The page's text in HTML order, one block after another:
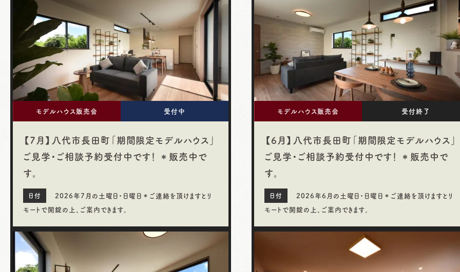
モデルハウス販売会 受付中
【7月】八代市長田町「期間限定モデルハウス」
ご見学・ご相談予約受付中です！ ＊販売中で
す。
2026年7月の土曜日・日曜日＊ご連絡を頂けますとリ
モートで開錠の上、ご案内できます。
モデルハウス販売会 受付終了
【6月】八代市長田町「期間限定モデルハウス」
ご見学・ご相談予約受付中です！ ＊販売中で
す。
2026年6月の土曜日・日曜日＊ご連絡を頂けますとリ
モートで開錠の上、ご案内できます。